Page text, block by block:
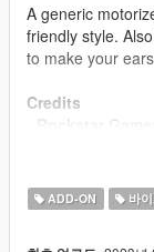
A generic
friendly style.
to make your
Credits
:
Install
-Put the
ADD-ON 바